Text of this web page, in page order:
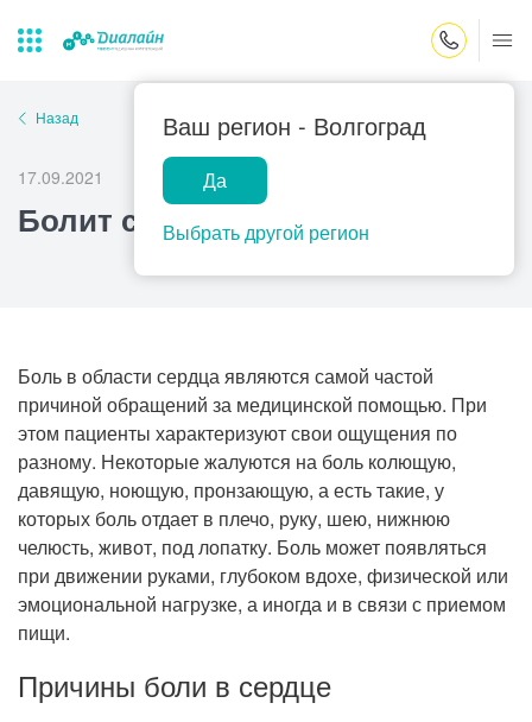
Ваш регион - Волгоград
Да
Выбрать другой регион
Лаборатории
Центр помощи
на дому
Закрыть поиск
Популярные запросы
Прием гинеколога
Прием гастроэнтеролога
Прием офтальмолога
Прием уролога
Прием хирурга
Прием кардиолога
Назад
17.09.2021
Болит сердце
Боль в области сердца являются самой частой
причиной обращений за медицинской помощью. При
этом пациенты характеризуют свои ощущения по
разному. Некоторые жалуются на боль колющую,
давящую, ноющую, пронзающую, а есть такие, у
которых боль отдает в плечо, руку, шею, нижнюю
челюсть, живот, под лопатку. Боль может появляться
при движении руками, глубоком вдохе, физической или
эмоциональной нагрузке, а иногда и в связи с приемом
пищи.
Причины боли в сердце